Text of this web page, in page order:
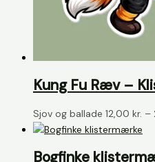
Kung Fu Ræv –
Sjov og ballade 12,00 kr. –
Bogfinke